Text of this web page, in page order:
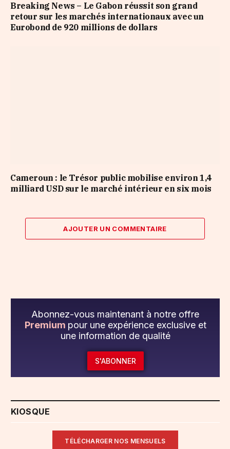
Breaking News – Le Gabon réussit son grand
retour sur les marchés internationaux avec un
Eurobond de 920 millions de dollars
Cameroun : le Trésor public mobilise environ 1,4
milliard USD sur le marché intérieur en six mois
AJOUTER UN COMMENTAIRE
Abonnez-vous maintenant à notre offre
Premium pour une expérience exclusive et
une information de qualité
S'ABONNER
KIOSQUE
TÉLÉCHARGER NOS MENSUELS